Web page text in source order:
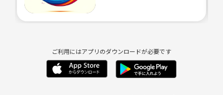
ご利用にはアプリのダウンロードが必要です